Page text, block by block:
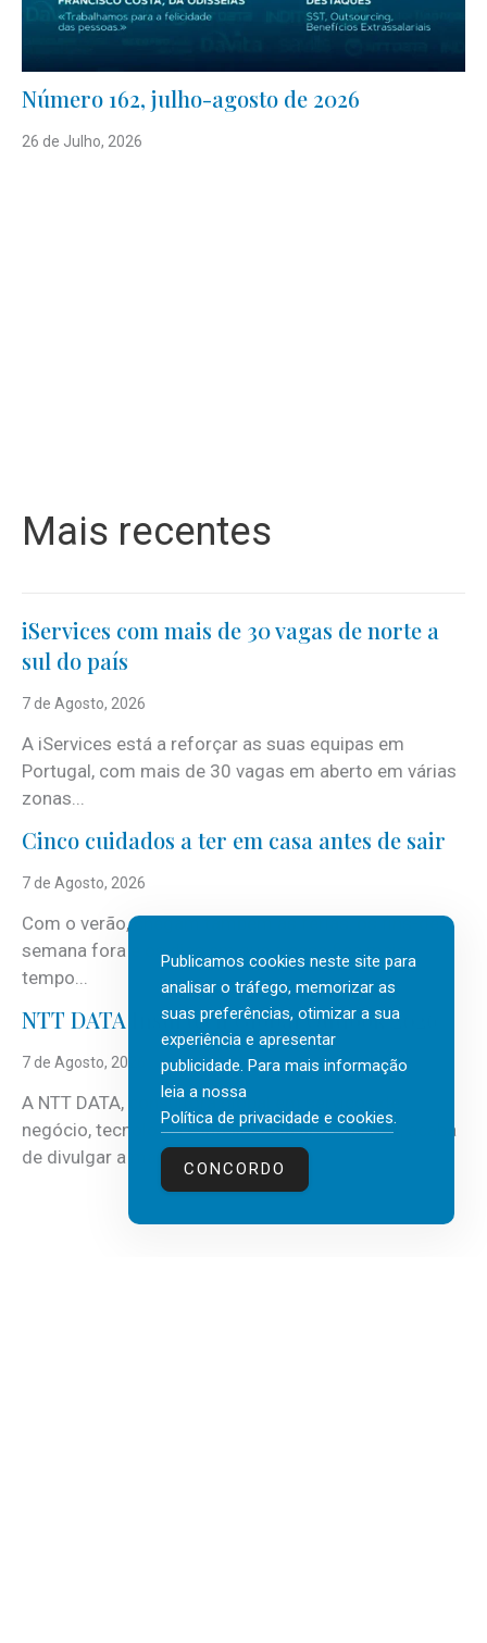
Número 162, julho-agosto de 2026
26 de Julho, 2026
Mais recentes
iServices com mais de 30 vagas de norte a
sul do país
7 de Agosto, 2026
A iServices está a reforçar as suas equipas em
Portugal, com mais de 30 vagas em aberto em várias
zonas...
Cinco cuidados a ter em casa antes de sair
7 de Agosto, 2026
Com o verão, chegam também as férias, os fins-de-
semana fora e os dias em que a casa fica mais
tempo...
NTT DATA Insurtech Global Outlook 2026
7 de Agosto, 2026
A NTT DATA, consultora global em serviços de
negócio, tecnologia e inteligência artificial (IA), acaba
de divulgar a mais recente...
Publicamos cookies neste site para
analisar o tráfego, memorizar as
suas preferências, otimizar a sua
experiência e apresentar
publicidade. Para mais informação
leia a nossa
Política de privacidade e cookies.
CONCORDO